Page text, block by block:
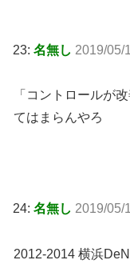
23: 名無し 2019/05/
「コントロールが
てはまらんやろ
24: 名無し 2019/05/
2012-2014 横浜